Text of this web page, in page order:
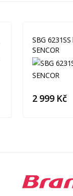
SBG
SENCOR
2 999 Kč